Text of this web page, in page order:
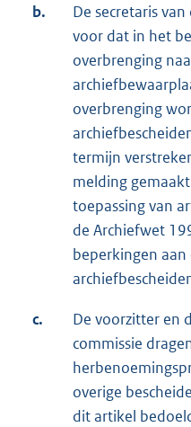
b.
De secretaris
voor dat in het
overbrenging
overbrenging
termijn
melding
toepassing van
de Archiefwet
beperkingen
c.
De voorzitter en
commissie
overige
dit artikel